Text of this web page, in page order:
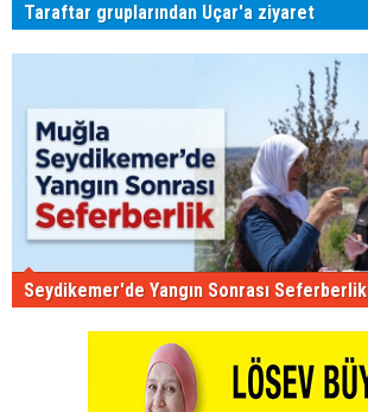
Taraftar gruplarından Uçar'a ziyaret
Seydikemer'de Yangın Sonrası Seferberlik